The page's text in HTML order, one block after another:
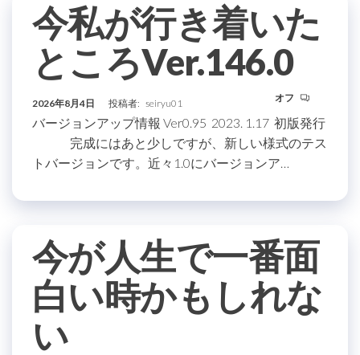
今私が行き着いた
ところVer.146.0
2026年8月4日 投稿者: seiryu01 オフ
バージョンアップ情報 Ver0.95 2023. 1.17 初版発行
完成にはあと少しですが、新しい様式のテス
トバージョンです。近々1.0にバージョンア…
今が人生で一番面
白い時かもしれな
い